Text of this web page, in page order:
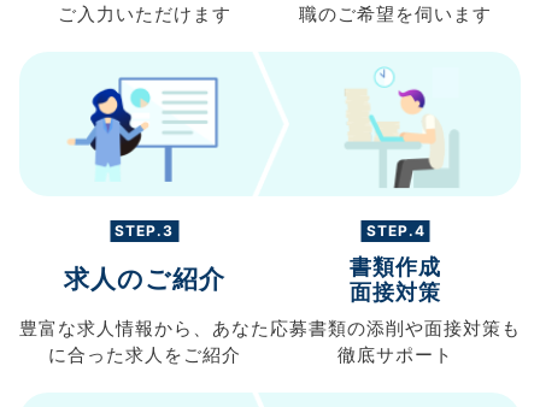
ご入力 いただけます
職のご希望を伺います
STEP.3
求人のご紹介
豊富な求人情報から、 あなた
に合った求人を ご紹介
STEP.4
書類作成
面接対策
応募書類の添削や面接対策も
徹底サポート